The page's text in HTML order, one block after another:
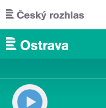
Přejít k hlavnímu obsahu